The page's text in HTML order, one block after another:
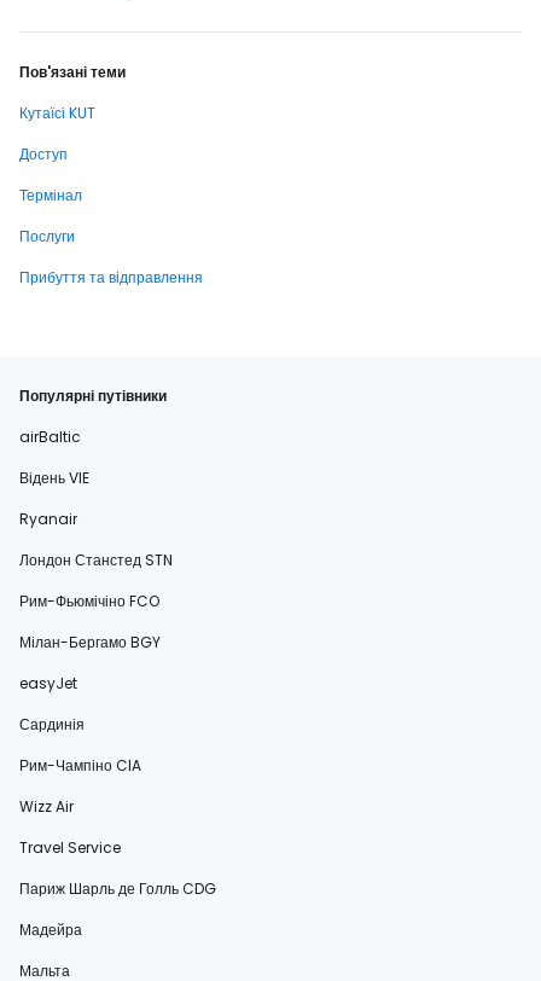
Пов'язані теми
Кутаїсі KUT
Доступ
Термінал
Послуги
Прибуття та відправлення
Популярні путівники
airBaltic
Відень VIE
Ryanair
Лондон Станстед STN
Рим-Фьюмічіно FCO
Мілан-Бергамо BGY
easyJet
Сардинія
Рим-Чампіно CIA
Wizz Air
Travel Service
Париж Шарль де Голль CDG
Мадейра
Мальта